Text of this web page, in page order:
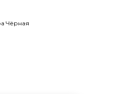
Чёрная